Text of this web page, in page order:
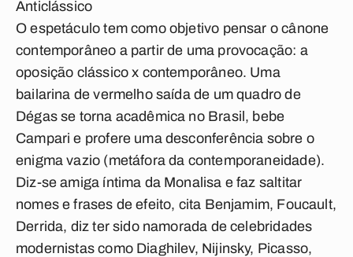
Anticlássico
O espetáculo tem como objetivo pensar o cânone
contemporâneo a partir de uma provocação: a
oposição clássico x contemporâneo. Uma
bailarina de vermelho saída de um quadro de
Dégas se torna acadêmica no Brasil, bebe
Campari e profere uma desconferência sobre o
enigma vazio (metáfora da contemporaneidade).
Diz-se amiga íntima da Monalisa e faz saltitar
nomes e frases de efeito, cita Benjamim, Foucault,
Derrida, diz ter sido namorada de celebridades
modernistas como Diaghilev, Nijinsky, Picasso,